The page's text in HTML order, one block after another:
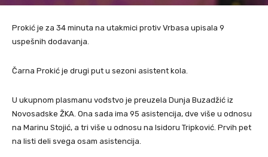
Prokić je za 34 minuta na utakmici protiv Vrbasa upisala 9
uspešnih dodavanja.
Čarna Prokić je drugi put u sezoni asistent kola.
U ukupnom plasmanu vođstvo je preuzela Dunja Buzadžić iz
Novosadske ŽKA. Ona sada ima 95 asistencija, dve više u odnosu
na Marinu Stojić, a tri više u odnosu na Isidoru Tripković. Prvih pet
na listi deli svega osam asistencija.